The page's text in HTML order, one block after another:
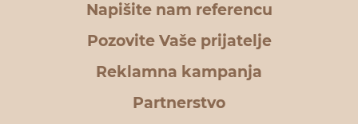
Napišite nam referencu
Pozovite Vaše prijatelje
Reklamna kampanja
Partnerstvo